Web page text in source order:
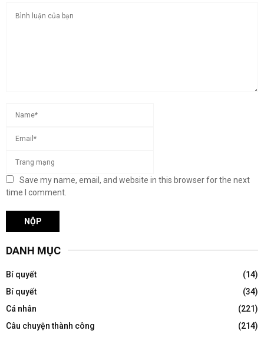
Save my name, email, and website in this browser for the next
time I comment.
DANH MỤC
Bí quyết
(14)
Bí quyết
(34)
Cá nhân
(221)
Câu chuyện thành công
(214)